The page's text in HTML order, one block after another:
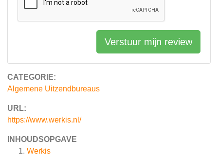
CATEGORIE:
Algemene Uitzendbureaus
URL:
https://www.werkis.nl/
INHOUDSOPGAVE
Werkis
Verstuur mijn review